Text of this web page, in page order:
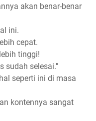
akan benar-benar
ini.
cepat.
tinggi!
sudah selesai."
seperti ini di masa
kontennya sangat